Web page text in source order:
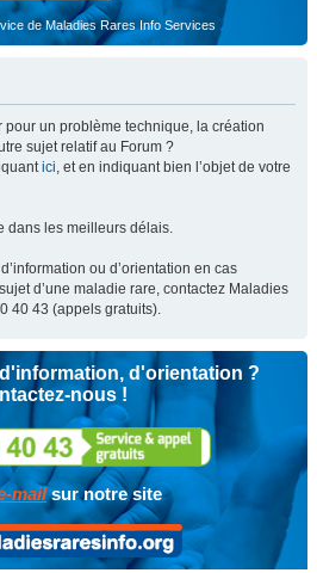
de Maladies Rares Info Services
pour un problème technique, la création
sujet relatif au Forum ?
ici, et en indiquant bien l’objet de votre
dans les meilleurs délais.
ou d’orientation en cas
d’une maladie rare, contactez Maladies
40 43 (appels gratuits).
d'orientation ?
nous !
mailsur notre site